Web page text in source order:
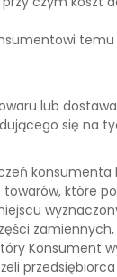
lub
się na
konsumenta
które
zamiennych,
Konsument